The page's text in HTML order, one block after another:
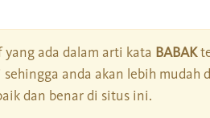
ada dalam arti kata BABAK
anda akan lebih
dan benar di situs ini.